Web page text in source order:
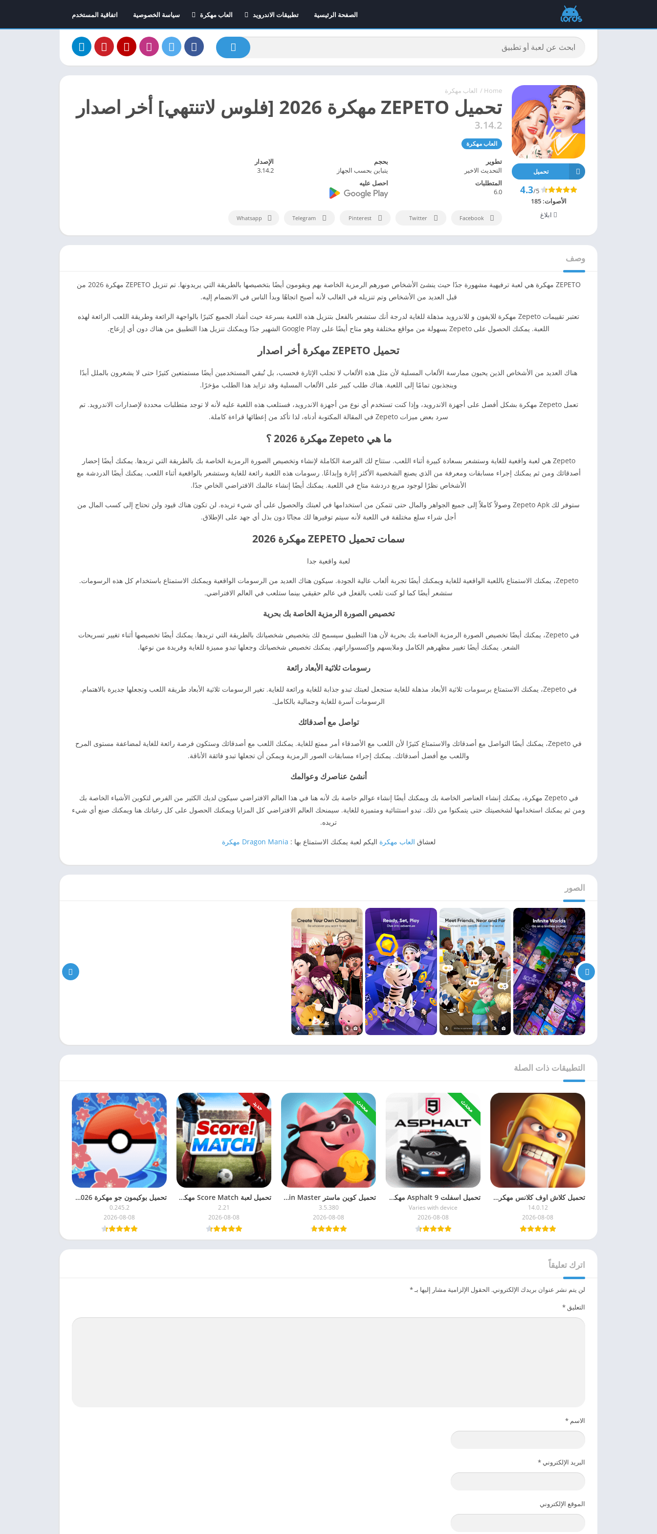
الصفحة الرئيسية
تطبيقات الاندرويد
تطبيقات الايفون
برامج اون لاين – الافضل
العاب مهكرة
العاب السيارات مهكرة
2026
سياسة الخصوصية اتفاقية المستخدم
Home
/ العاب مهكرة
تحميل ZEPETO مهكرة 2026 [فلوس لاتنتهي] أخر اصدار
3.14.2
العاب مهكرة
تحميل
4.3/5
الأصوات:185
ابلاغ
تطوير
التحديث الاخير
بحجم
يتباين بحسب الجهاز
الإصدار
3.14.2
المتطلبات
6.0
احصل عليه
Facebook
Twitter
Pinterest
Telegram
Whatsapp
وصف
ZEPETO مهكرة هي لعبة ترفيهية مشهورة جدًا حيث ينشئ الأشخاص صورهم الرمزية الخاصة بهم ويقومون أيضًا بتخصيصها بالطريقة التي يريدونها. تم تنزيل ZEPETO مهكرة 2026 من
قبل العديد من الأشخاص وتم تنزيله في الغالب لأنه أصبح اتجاهًا وبدأ الناس في الانضمام إليه.
تعتبر تقييمات Zepeto مهكرة للايفون و للاندرويد مذهلة للغاية لدرجة أنك ستشعر بالفعل بتنزيل هذه اللعبة بسرعة حيث أشاد الجميع كثيرًا بالواجهة الرائعة وطريقة اللعب الرائعة لهذه
اللعبة. يمكنك الحصول على Zepeto بسهولة من مواقع مختلفة وهو متاح أيضًا على Google Play الشهير جدًا ويمكنك تنزيل هذا التطبيق من هناك دون أي إزعاج.
تحميل ZEPETO مهكرة أخر اصدار
هناك العديد من الأشخاص الذين يحبون ممارسة الألعاب المسلية لأن مثل هذه الألعاب لا تجلب الإثارة فحسب، بل تُبقي المستخدمين أيضًا مستمتعين كثيرًا حتى لا يشعرون بالملل أبدًا
وينجذبون تمامًا إلى اللعبة. هناك طلب كبير على الألعاب المسلية وقد تزايد هذا الطلب مؤخرًا.
تعمل Zepeto مهكرة بشكل أفضل على أجهزة الاندرويد، وإذا كنت تستخدم أي نوع من أجهزة الاندرويد، فستلعب هذه اللعبة عليه لأنه لا توجد متطلبات محددة لإصدارات الاندرويد. تم
سرد بعض ميزات Zepeto في المقالة المكتوبة أدناه، لذا تأكد من إعطائها قراءة كاملة.
ما هي Zepeto مهكرة 2026 ؟
Zepeto هي لعبة واقعية للغاية وستشعر بسعادة كبيرة أثناء اللعب. ستتاح لك الفرصة الكاملة لإنشاء وتخصيص الصورة الرمزية الخاصة بك بالطريقة التي تريدها. يمكنك أيضًا إحضار
أصدقائك ومن ثم يمكنك إجراء مسابقات ومعرفة من الذي يصنع الشخصية الأكثر إثارة وإبداعًا. رسومات هذه اللعبة رائعة للغاية وستشعر بالواقعية أثناء اللعب. يمكنك أيضًا الدردشة مع
الأشخاص نظرًا لوجود مربع دردشة متاح في اللعبة. يمكنك أيضًا إنشاء عالمك الافتراضي الخاص جدًا.
ستوفر لك Zepeto Apk وصولاً كاملاً إلى جميع الجواهر والمال حتى تتمكن من استخدامها في لعبتك والحصول على أي شيء تريده. لن تكون هناك قيود ولن تحتاج إلى كسب المال من
أجل شراء سلع مختلفة في اللعبة لأنه سيتم توفيرها لك مجانًا دون بذل أي جهد على الإطلاق.
سمات تحميل ZEPETO مهكرة 2026
لعبة واقعية جدا
Zepeto، يمكنك الاستمتاع باللعبة الواقعية للغاية ويمكنك أيضًا تجربة ألعاب عالية الجودة. سيكون هناك العديد من الرسومات الواقعية ويمكنك الاستمتاع باستخدام كل هذه الرسومات.
ستشعر أيضًا كما لو كنت تلعب بالفعل في عالم حقيقي بينما ستلعب في العالم الافتراضي.
تخصيص الصورة الرمزية الخاصة بك بحرية
في Zepeto، يمكنك أيضًا تخصيص الصورة الرمزية الخاصة بك بحرية لأن هذا التطبيق سيسمح لك بتخصيص شخصياتك بالطريقة التي تريدها. يمكنك أيضًا تخصيصها أثناء تغيير تسريحات
الشعر. يمكنك أيضًا تغيير مظهرهم الكامل وملابسهم وإكسسواراتهم. يمكنك تخصيص شخصياتك وجعلها تبدو مميزة للغاية وفريدة من نوعها.
رسومات ثلاثية الأبعاد رائعة
في Zepeto، يمكنك الاستمتاع برسومات ثلاثية الأبعاد مذهلة للغاية ستجعل لعبتك تبدو جذابة للغاية ورائعة للغاية. تغير الرسومات ثلاثية الأبعاد طريقة اللعب وتجعلها جديرة بالاهتمام.
الرسومات آسرة للغاية وجمالية بالكامل.
تواصل مع أصدقائك
في Zepeto، يمكنك أيضًا التواصل مع أصدقائك والاستمتاع كثيرًا لأن اللعب مع الأصدقاء أمر ممتع للغاية. يمكنك اللعب مع أصدقائك وستكون فرصة رائعة للغاية لمضاعفة مستوى المرح
واللعب مع أفضل أصدقائك. يمكنك إجراء مسابقات الصور الرمزية ويمكن أن تجعلها تبدو فائقة الأناقة.
أنشئ عناصرك وعوالمك
في Zepeto مهكرة، يمكنك إنشاء العناصر الخاصة بك ويمكنك أيضًا إنشاء عوالم خاصة بك لأنه هنا في هذا العالم الافتراضي سيكون لديك الكثير من الفرص لتكوين الأشياء الخاصة بك
ومن ثم يمكنك استخدامها لشخصيتك حتى يتمكنوا من ذلك. تبدو استثنائية ومتميزة للغاية. سيمنحك العالم الافتراضي كل المزايا ويمكنك الحصول على كل رغباتك هنا ويمكنك صنع أي شيء
تريده.
لعشاق العاب مهكرة اليكم لعبة يمكنك الاستمتاع بها : Dragon Mania مهكرة
الصور
التطبيقات ذات الصلة
تحميل كلاش اوف كلانس مهكرة 2026 – Clash of Clans APK للاندرويد
14.0.12
2026-08-08
محدث
تحميل اسفلت Asphalt 9 مهكرة 2026 للاندرويد
Varies with device
2026-08-08
محدث
تحميل كوين ماستر Coin Master مهكرة 2026 اخر اصدار
3.5.380
2026-08-08
جديد
تحميل لعبة Score Match مهكرة 2026 اخر اصدار
2.21
2026-08-08
تحميل بوكيمون جو مهكرة 2026 Pokémon GO أخر اصدار
0.245.2
2026-08-08
اترك تعليقاً
لن يتم نشر عنوان بريدك الإلكتروني. الحقول الإلزامية مشار إليها بـ*
التعليق*
الاسم *
البريد الإلكتروني *
الموقع الإلكتروني